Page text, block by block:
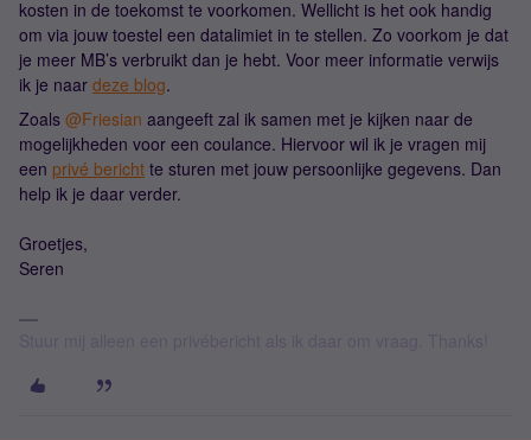
kosten in de toekomst te voorkomen. Wellicht is het ook handig
om via jouw toestel een datalimiet in te stellen. Zo voorkom je dat
je meer MB’s verbruikt dan je hebt. Voor meer informatie verwijs
ik je naar deze blog.
Zoals @Friesian aangeeft zal ik samen met je kijken naar de
mogelijkheden voor een coulance. Hiervoor wil ik je vragen mij
een privé bericht te sturen met jouw persoonlijke gegevens. Dan
help ik je daar verder.
Groetjes,
Seren